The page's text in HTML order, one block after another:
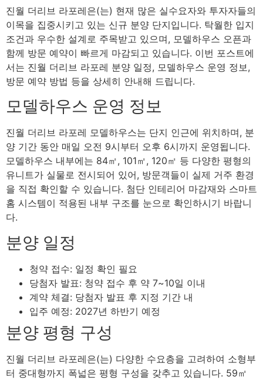
진월 더리브 라포레은(는) 현재 많은 실수요자와 투자자들의
이목을 집중시키고 있는 신규 분양 단지입니다. 탁월한 입지
조건과 우수한 설계로 주목받고 있으며, 모델하우스 오픈과
함께 방문 예약이 빠르게 마감되고 있습니다. 이번 포스트에
서는 진월 더리브 라포레 분양 일정, 모델하우스 운영 정보,
방문 예약 방법 등을 상세히 안내해 드립니다.
모델하우스 운영 정보
진월 더리브 라포레 모델하우스는 단지 인근에 위치하며, 분
양 기간 동안 매일 오전 9시부터 오후 6시까지 운영됩니다.
모델하우스 내부에는 84㎡, 101㎡, 120㎡ 등 다양한 평형의
유니트가 실물로 전시되어 있어, 방문객들이 실제 거주 환경
을 직접 확인할 수 있습니다. 첨단 인테리어 마감재와 스마트
홈 시스템이 적용된 내부 구조를 눈으로 확인하시기 바랍니
다.
분양 일정
청약 접수: 일정 확인 필요
당첨자 발표: 청약 접수 후 약 7~10일 이내
계약 체결: 당첨자 발표 후 지정 기간 내
입주 예정: 2027년 하반기 예정
분양 평형 구성
진월 더리브 라포레은(는) 다양한 수요층을 고려하여 소형부
터 중대형까지 폭넓은 평형 구성을 갖추고 있습니다. 59㎡